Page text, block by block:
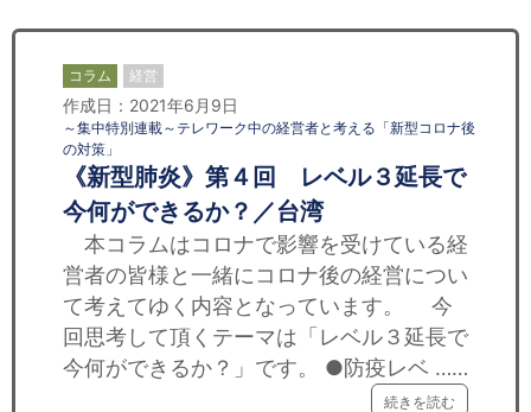
コラム 経営
作成日：2021年6月9日
～集中特別連載～テレワーク中の経営者と考える「新型コロナ後
の対策」
《新型肺炎》第４回 レベル３延長で
今何ができるか？／台湾
本コラムはコロナで影響を受けている経
営者の皆様と一緒にコロナ後の経営につい
て考えてゆく内容となっています。 今
回思考して頂くテーマは「レベル３延長で
今何ができるか？」です。 ●防疫レベ ……
続きを読む